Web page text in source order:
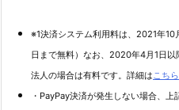
※1決済システム利用料は、 2021年10
日まで無料）なお、2020年4月1日
法人の場合は有料です。詳細はこちら
・PayPay決済が発生しない場合、